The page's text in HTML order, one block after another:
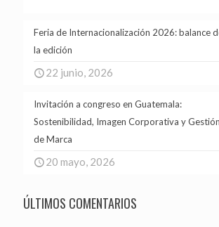
Feria de Internacionalización 2026: balance
la edición
22 junio, 2026
Invitación a congreso en Guatemala:
Sostenibilidad, Imagen Corporativa y Gestión
de Marca
20 mayo, 2026
ÚLTIMOS COMENTARIOS